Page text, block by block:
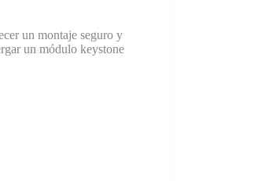
un montaje seguro y
un módulo keystone